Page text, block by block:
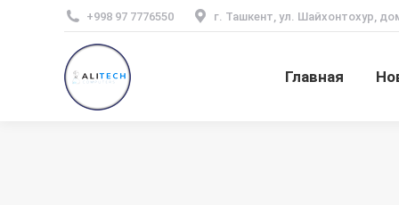
+998 97 7776550 г. Ташкент, ул. Шайхонтохур,
Главная